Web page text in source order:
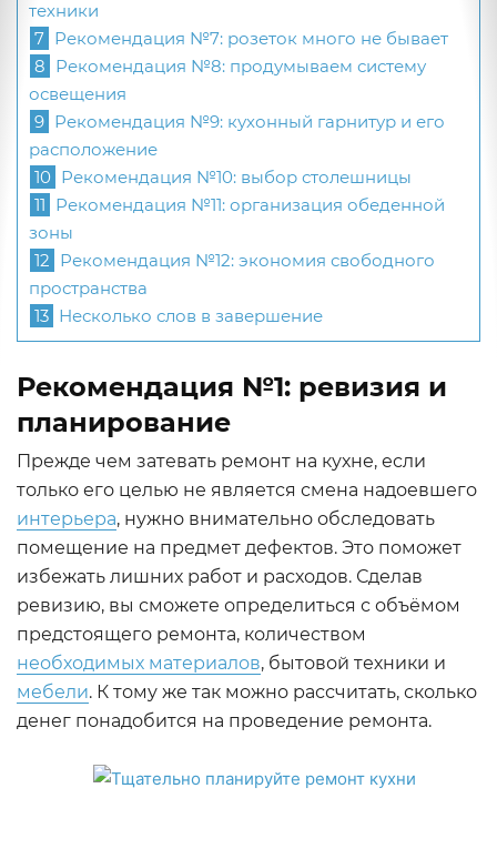
техники
7 Рекомендация №7: розеток много не бывает
8 Рекомендация №8: продумываем систему
освещения
9 Рекомендация №9: кухонный гарнитур и его
расположение
10 Рекомендация №10: выбор столешницы
11 Рекомендация №11: организация обеденной
зоны
12 Рекомендация №12: экономия свободного
пространства
13 Несколько слов в завершение
Рекомендация №1: ревизия и
планирование
Прежде чем затевать ремонт на кухне, если
только его целью не является смена надоевшего
интерьера, нужно внимательно обследовать
помещение на предмет дефектов. Это поможет
избежать лишних работ и расходов. Сделав
ревизию, вы сможете определиться с объёмом
предстоящего ремонта, количеством
необходимых материалов, бытовой техники и
мебели. К тому же так можно рассчитать, сколько
денег понадобится на проведение ремонта.